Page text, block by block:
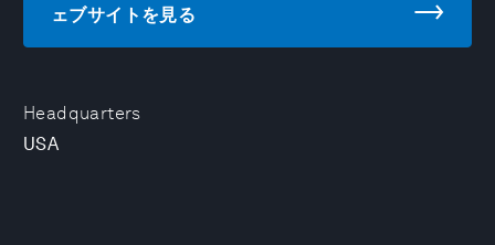
Headquarters
USA
ェブサイトを見る